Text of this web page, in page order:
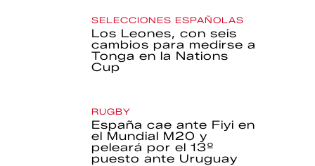
SELECCIONES ESPAÑOLAS
Los Leones, con seis
cambios para medirse a
Tonga en la Nations
Cup
RUGBY
España cae ante Fiyi en
el Mundial M20 y
peleará por el 13º
puesto ante Uruguay